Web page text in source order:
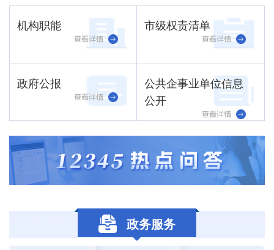
机构职能 市级权责清单
政府公报
公共企事业单位信息
公开
政务服务